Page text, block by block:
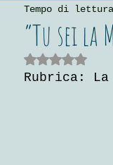
Vita da editore
“Tu sei la
Tempo di
Valutazione NaN stelle
Rubrica: